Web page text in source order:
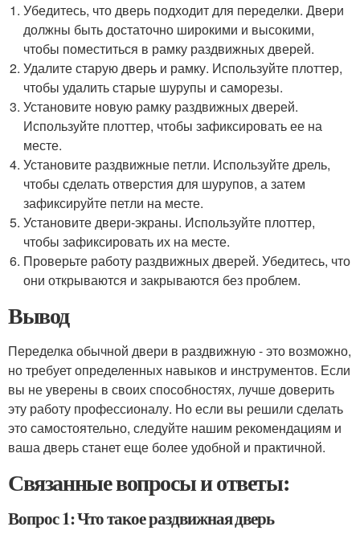
Убедитесь, что дверь подходит для переделки. Двери
должны быть достаточно широкими и высокими,
чтобы поместиться в рамку раздвижных дверей.
Удалите старую дверь и рамку. Используйте плоттер,
чтобы удалить старые шурупы и саморезы.
Установите новую рамку раздвижных дверей.
Используйте плоттер, чтобы зафиксировать ее на
месте.
Установите раздвижные петли. Используйте дрель,
чтобы сделать отверстия для шурупов, а затем
зафиксируйте петли на месте.
Установите двери-экраны. Используйте плоттер,
чтобы зафиксировать их на месте.
Проверьте работу раздвижных дверей. Убедитесь, что
они открываются и закрываются без проблем.
Вывод
Переделка обычной двери в раздвижную - это возможно,
но требует определенных навыков и инструментов. Если
вы не уверены в своих способностях, лучше доверить
эту работу профессионалу. Но если вы решили сделать
это самостоятельно, следуйте нашим рекомендациям и
ваша дверь станет еще более удобной и практичной.
Связанные вопросы и ответы:
Вопрос 1: Что такое раздвижная дверь